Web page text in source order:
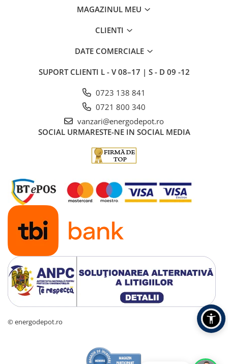
MAGAZINUL MEU
CLIENTI
DATE COMERCIALE
SUPORT CLIENTI L - V 08–17 | S - D 09 -12
0723 138 841
0721 800 340
vanzari@energodepot.ro
SOCIAL URMARESTE-NE IN SOCIAL MEDIA
© energodepot.ro